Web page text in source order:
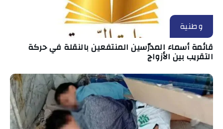
وطنية
قائمة أسماء المدرّسين المنتفعين بالنقلة في حركة
التقريب بين الأزواج